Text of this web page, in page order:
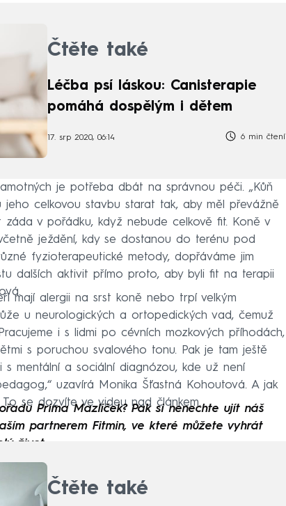
Čtěte také
Léčba psí láskou: Canisterapie
pomáhá dospělým i dětem
17. srp 2020, 06:14 6 min čtení
je potřeba dbát na správnou péči. „Kůň
celkovou stavbu starat tak, aby měl převážně
v pořádku, když nebude celkově fit. Koně v
ježdění, kdy se dostanou do terénu pod
fyzioterapeutické metody, dopřáváme jim
dalších aktivit přímo proto, aby byli fit na terapii
mají alergii na srst koně nebo trpí velkým
u neurologických a ortopedických vad, čemuž
i s lidmi po cévních mozkových příhodách,
s poruchou svalového tonu. Pak je tam ještě
mentální a sociální diagnózou, kde už není
uzavírá Monika Šťastná Kohoutová. A jak
se dozvíte ve videu nad článkem.
Prima Mazlíček? Pak si nenechte ujít náš
partnerem Fitmin, ve které můžete vyhrát
život.
Čtěte také